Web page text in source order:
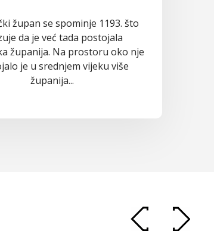
župan se spominje 1193. što
da je već tada postojala
županija. Na prostoru oko nje
je u srednjem vijeku više
županija...